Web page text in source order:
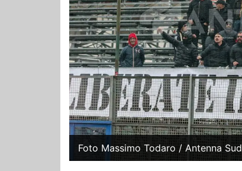
Foto Massimo Todaro / Antenna Sud